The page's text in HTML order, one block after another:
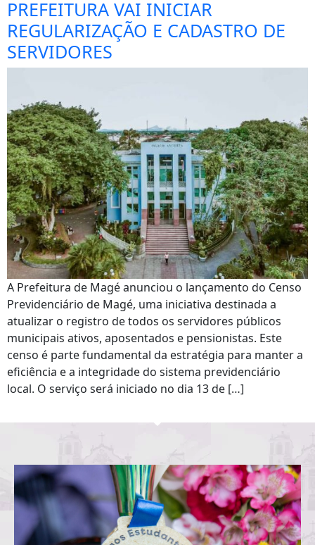
PREFEITURA VAI INICIAR
REGULARIZAÇÃO E CADASTRO DE
SERVIDORES
A Prefeitura de Magé anunciou o lançamento do Censo
Previdenciário de Magé, uma iniciativa destinada a
atualizar o registro de todos os servidores públicos
municipais ativos, aposentados e pensionistas. Este
censo é parte fundamental da estratégia para manter a
eficiência e a integridade do sistema previdenciário
local. O serviço será iniciado no dia 13 de […]